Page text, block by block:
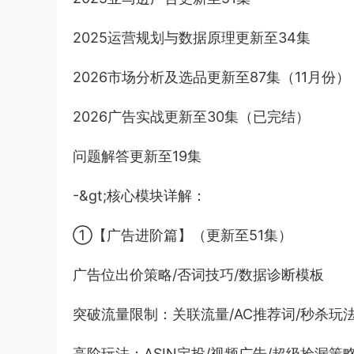
2025运营规划与数据原理更新至34集
2026市场分析及选品更新至87集（11月份）
2026广告实战更新至30集（已完结）
问题解答更新至19集
-&gt;核心模块详解：
①【广告进阶篇】（更新至51集）
广告位出价策略/否词技巧/数据诊断模板
突破流量限制：关联流量/AC推荐词/秒杀玩